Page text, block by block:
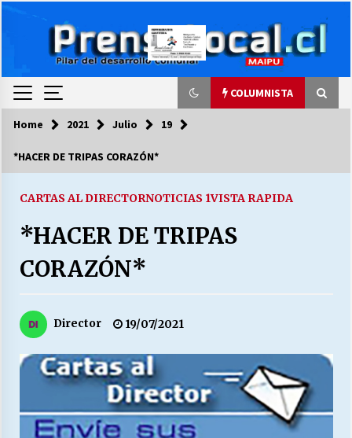
COLUMNISTA
COLUMNISTA
cuándo van a bajar?
LA DC POR SIEMPRE.RECORDANDO 69 AÑOS DE
HISTORIA
“ORGULLOSOS DE SER DC” SALUDA EL
27/07/2026
MUNICIPALIDAD, TRABAJADORES, CLIMA
LABORAL:
13/07/2026
Home 2021 Julio 19
*HACER DE TRIPAS CORAZÓN*
CARTAS AL DIRECTORNOTICIAS 1VISTA RAPIDA
*HACER DE TRIPAS
CORAZÓN*
Director 19/07/2021